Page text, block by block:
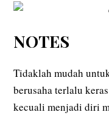
NOTES
Tidaklah mudah
berusaha terlalu
kecuali menjadi diri